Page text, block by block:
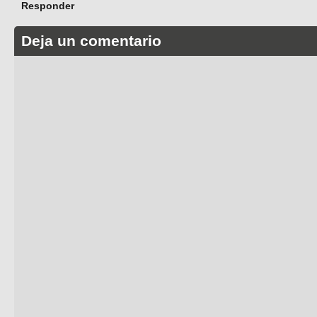
Responder
Deja un comentario